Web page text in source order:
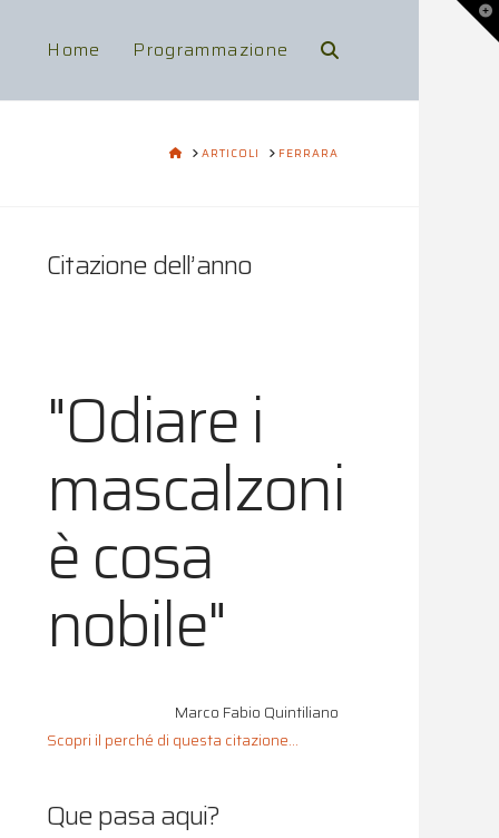
Home Programmazione
HOMEARTICOLI FERRARA
Citazione dell’anno
"Odiare i
mascalzoni
è cosa
nobile"
Marco Fabio Quintiliano
Scopri il perché di questa citazione...
Que pasa aqui?